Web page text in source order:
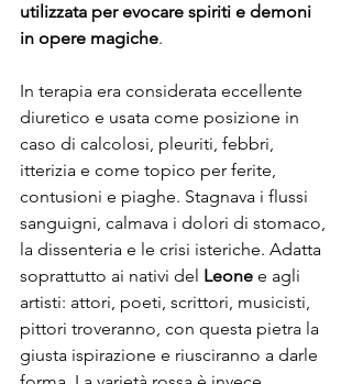
utilizzata per evocare spiriti e demoni
in opere magiche.
In terapia era considerata eccellente
diuretico e usata come posizione in
caso di calcolosi, pleuriti, febbri,
itterizia e come topico per ferite,
contusioni e piaghe. Stagnava i flussi
sanguigni, calmava i dolori di stomaco,
la dissenteria e le crisi isteriche. Adatta
soprattutto ai nativi del Leone e agli
artisti: attori, poeti, scrittori, musicisti,
pittori troveranno, con questa pietra la
giusta ispirazione e riusciranno a darle